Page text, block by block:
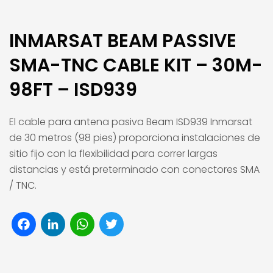
INMARSAT BEAM PASSIVE
SMA-TNC CABLE KIT – 30M-
98FT – ISD939
El cable para antena pasiva Beam ISD939 Inmarsat
de 30 metros (98 pies) proporciona instalaciones de
sitio fijo con la flexibilidad para correr largas
distancias y está preterminado con conectores SMA
/ TNC.
Facebook
LinkedInWhatsApp